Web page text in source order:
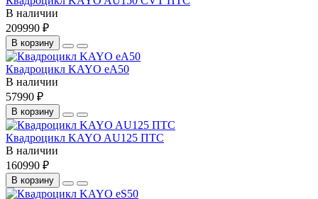
В наличии
209990 ₽
В корзину
Квадроцикл KAYO еA50
В наличии
57990 ₽
В корзину
Квадроцикл KAYO AU125 ПТС
В наличии
160990 ₽
В корзину